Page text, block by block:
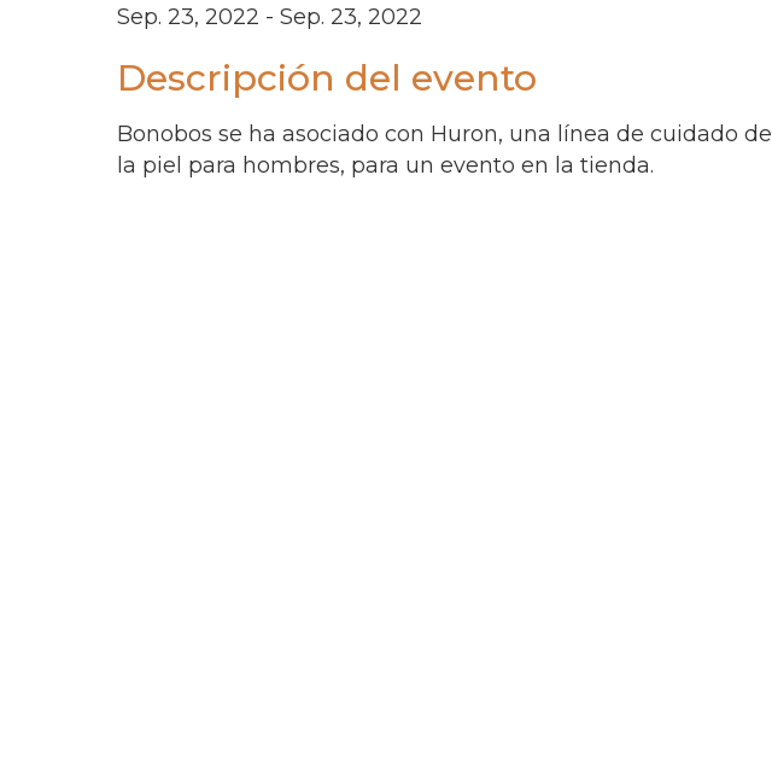
Sep. 23, 2022 - Sep. 23, 2022
Descripción del evento
Bonobos se ha asociado con Huron, una línea de cuidado de
la piel para hombres, para un evento en la tienda.